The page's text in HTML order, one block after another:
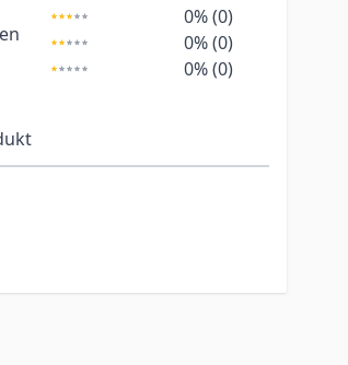
0% (0)
0% (0)
0% (0)